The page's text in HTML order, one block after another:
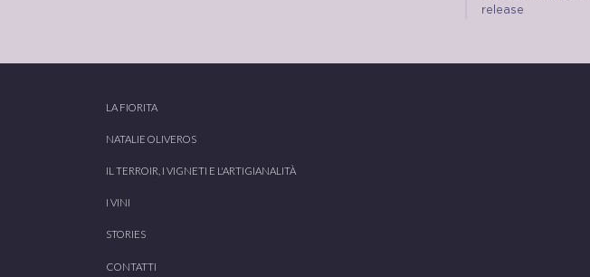
release
LA FIORITA
NATALIE OLIVEROS
IL TERROIR, I VIGNETI E L'ARTIGIANALITÀ
I VINI
STORIES
CONTATTI